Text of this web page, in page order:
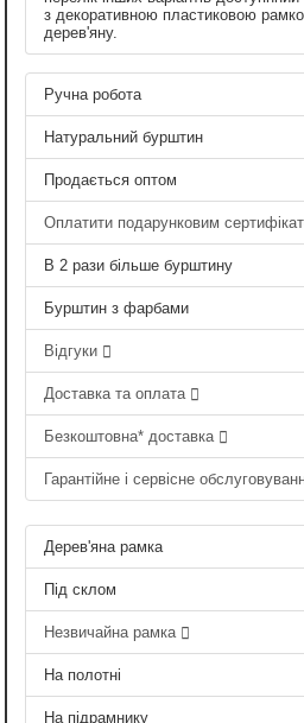
з декоративною пластиковою
дерев'яну.
Ручна робота
Натуральний бурштин
Продається оптом
Оплатити подарунковим
В 2 рази більше бурштину
Бурштин з фарбами
Відгуки
Доставка та оплата
Безкоштовна* доставка
Гарантійне і сервісне
Дерев'яна рамка
Під склом
Незвичайна рамка
На полотні
На підрамнику